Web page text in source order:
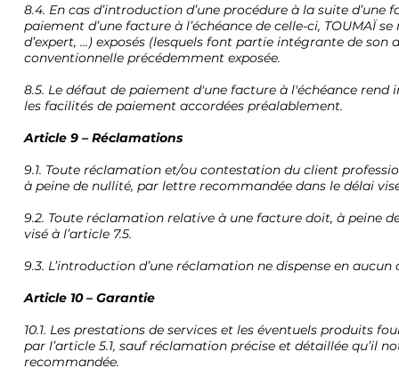
8.4. En cas d’introduction d’une procédure à la suite
paiement d’une facture à l’échéance de celle-ci, TOUMAÏ
d’expert, …) exposés (lesquels font partie intégrante de
conventionnelle précédemment exposée.
8.5. Le défaut de paiement d'une facture à l'échéance
les facilités de paiement accordées préalablement.
Article 9 – Réclamations
9.1. Toute réclamation et/ou contestation du client
à peine de nullité, par lettre recommandée dans le délai visé
9.2. Toute réclamation relative à une facture doit, à peine
visé à l’article 7.5.
9.3. L’introduction d’une réclamation ne dispense en
Article 10 – Garantie
10.1. Les prestations de services et les éventuels produits
par l’article 5.1, sauf réclamation précise et détaillée qu’il
recommandée.